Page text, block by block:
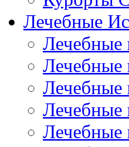
Лечебные
Лечебные
Лечебные
Лечебные
Лечебные
Лечебные